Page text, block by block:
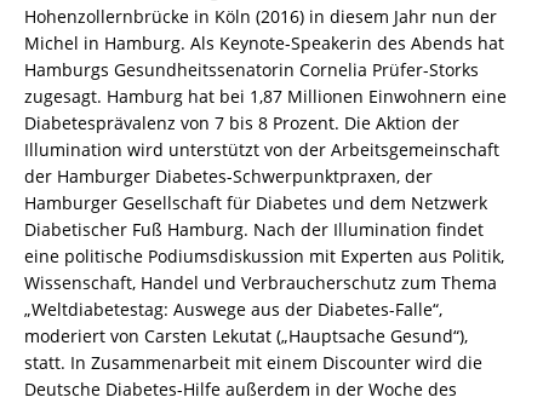
Hohenzollernbrücke in Köln (2016) in diesem Jahr nun der
Michel in Hamburg. Als Keynote-Speakerin des Abends hat
Hamburgs Gesundheitssenatorin Cornelia Prüfer-Storks
zugesagt. Hamburg hat bei 1,87 Millionen Einwohnern eine
Diabetesprävalenz von 7 bis 8 Prozent. Die Aktion der
Illumination wird unterstützt von der Arbeitsgemeinschaft
der Hamburger Diabetes-Schwerpunktpraxen, der
Hamburger Gesellschaft für Diabetes und dem Netzwerk
Diabetischer Fuß Hamburg. Nach der Illumination findet
eine politische Podiumsdiskussion mit Experten aus Politik,
Wissenschaft, Handel und Verbraucherschutz zum Thema
„Weltdiabetestag: Auswege aus der Diabetes-Falle“,
moderiert von Carsten Lekutat („Hauptsache Gesund“),
statt. In Zusammenarbeit mit einem Discounter wird die
Deutsche Diabetes-Hilfe außerdem in der Woche des